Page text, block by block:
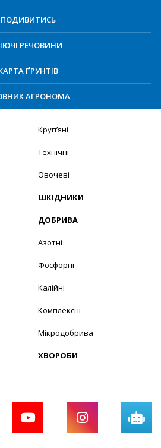
ПОДИВИТИСЬ
РЕЧОВИНИ
ҐРУНТІВ
АГРОНОМА
Круп’яні
Технічні
Овочеві
ШКІДНИКИ
ДОБРИВА
Азотні
Фосфорні
Калійні
Комплексні
Мікродобрива
ХВОРОБИ